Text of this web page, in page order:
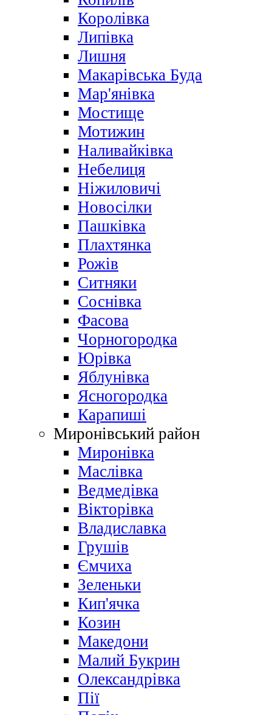
Королівка
Липівка
Лишня
Макарівська Буда
Мар'янівка
Мостище
Мотижин
Наливайківка
Небелиця
Ніжиловичі
Новосілки
Пашківка
Плахтянка
Рожів
Ситняки
Соснівка
Фасова
Чорногородка
Юрівка
Яблунівка
Ясногородка
Карапиші
Миронівський район
Миронівка
Маслівка
Ведмедівка
Вікторівка
Владиславка
Грушів
Ємчиха
Зеленьки
Кип'ячка
Козин
Македони
Малий Букрин
Олександрівка
Пії